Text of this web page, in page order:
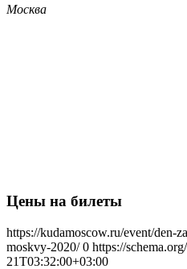
Москва
Цены на билеты
https://kudamoscow.ru/event/den-
moskvy-2020/ 0 https://
21T03:32:00+03:00